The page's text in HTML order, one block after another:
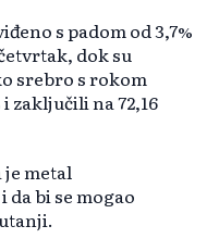
s padom od 3,7%
dok su
srebro s rokom
zaključili na 72,16
je metal
bi se mogao